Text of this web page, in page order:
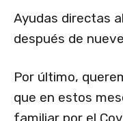
Ayudas directas
después de
Por último,
que en estos